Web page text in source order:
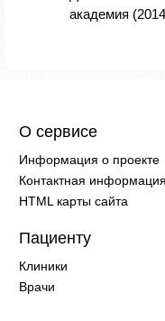
академия (2014
О сервисе
Информация о проекте
Контактная информация
HTML карты сайта
Пациенту
Клиники
Врачи